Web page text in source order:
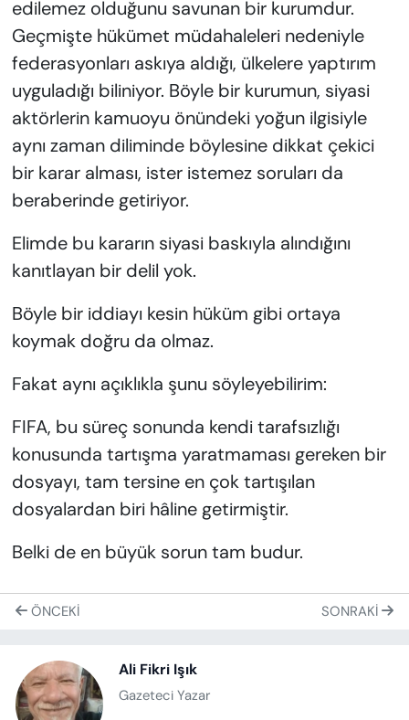
edilemez olduğunu savunan bir kurumdur.
Geçmişte hükümet müdahaleleri nedeniyle
federasyonları askıya aldığı, ülkelere yaptırım
uyguladığı biliniyor. Böyle bir kurumun, siyasi
aktörlerin kamuoyu önündeki yoğun ilgisiyle
aynı zaman diliminde böylesine dikkat çekici
bir karar alması, ister istemez soruları da
beraberinde getiriyor.
Elimde bu kararın siyasi baskıyla alındığını
kanıtlayan bir delil yok.
Böyle bir iddiayı kesin hüküm gibi ortaya
koymak doğru da olmaz.
Fakat aynı açıklıkla şunu söyleyebilirim:
FIFA, bu süreç sonunda kendi tarafsızlığı
konusunda tartışma yaratmaması gereken bir
dosyayı, tam tersine en çok tartışılan
dosyalardan biri hâline getirmiştir.
Belki de en büyük sorun tam budur.
ÖNCEKI SONRAKI
Ali Fikri Işık
Gazeteci Yazar